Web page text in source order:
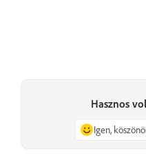
Hasznos
Igen,